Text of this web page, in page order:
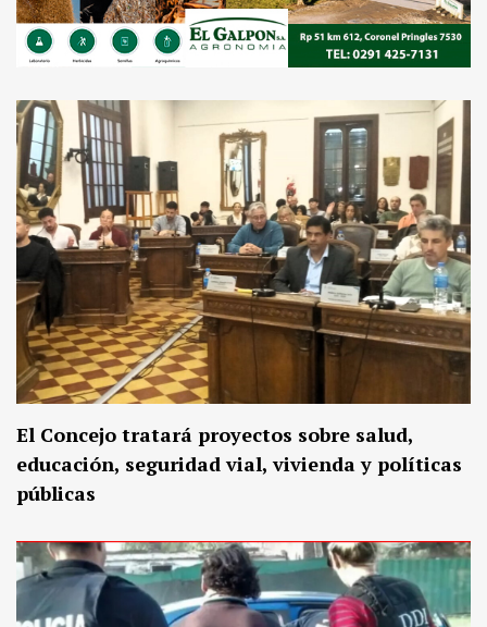
El Concejo tratará proyectos sobre salud,
educación, seguridad vial, vivienda y políticas
públicas